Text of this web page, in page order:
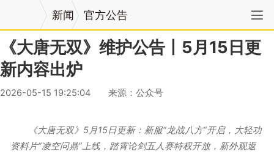
新闻 官方公告
《大唐无双》维护公告丨5月15日更
新内容出炉
2026-05-15 19:25:04
来源：公众号
《大唐无双》5月15日更新：新服“龙战八方”开启，大轻功
资料片“凌空问鼎”上线，踏霄论剑五人赛特权开放，新外观返